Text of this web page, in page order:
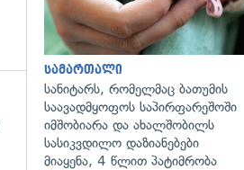
სამართალი
სანიტარს, რომელმაც ბათუმის
საავადმყოფოს საპირფარეშოში
იმშობიარა და ახალშობილს
სასიკვდილო დაზიანებები
მიაყენა, 4 წლით პატიმრობა